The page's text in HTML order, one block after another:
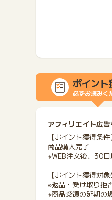
ポイント
必ずお読みく
アフィリエイト広
【ポイント獲得条件
商品購入完了
※WEB注文後、30
【ポイント獲得対象
※返品・受け取り拒
※商品受領の延期の